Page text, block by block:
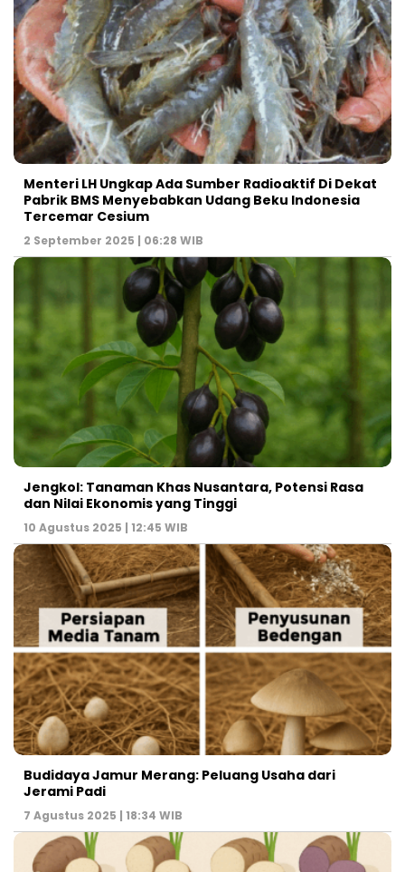
Menteri LH Ungkap Ada Sumber Radioaktif Di Dekat
Pabrik BMS Menyebabkan Udang Beku Indonesia
Tercemar Cesium
2 September 2025 | 06:28 WIB
Jengkol: Tanaman Khas Nusantara, Potensi Rasa
dan Nilai Ekonomis yang Tinggi
10 Agustus 2025 | 12:45 WIB
Budidaya Jamur Merang: Peluang Usaha dari
Jerami Padi
7 Agustus 2025 | 18:34 WIB